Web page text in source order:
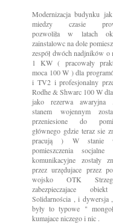
Modernizacja budynku
miedzy czasie
pozwoliła w latach
zainstalowc na dole
zespół dwóch nadjników o
1 KW ( pracowały
moca 100 W ) dla
i TV2 i profesjonalny
Rodhe & Shwarc 100 W
jako rezerwa awaryjna
stanem wojennym
przeniesione do
głównego gdzie teraz sie
pracują ) W stanie
pomieszczenia
komunikacyjne zostały
przez urzędujace przez
wojsko OTK
zabezpieczajace
Solidarnościa , i dywersja
były to typowe "
kumajace niczego i nic .